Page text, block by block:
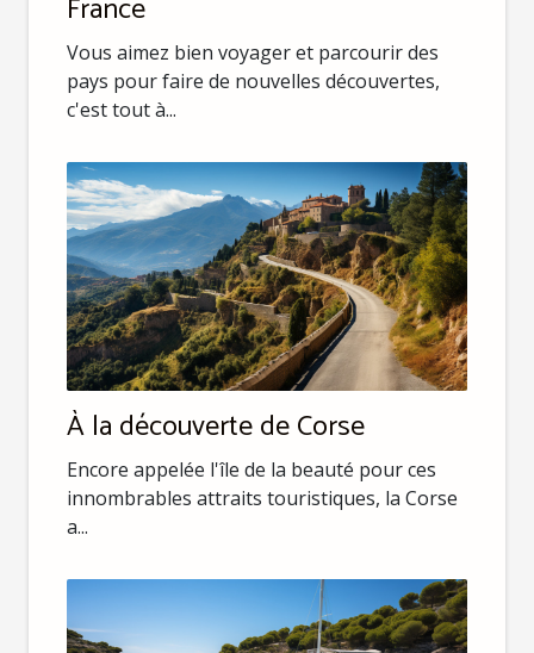
France
Vous aimez bien voyager et parcourir des
pays pour faire de nouvelles découvertes,
c'est tout à...
À la découverte de Corse
Encore appelée l'île de la beauté pour ces
innombrables attraits touristiques, la Corse
a...